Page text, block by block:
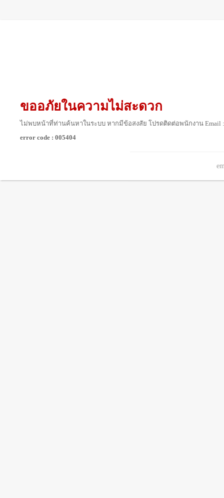
ขออภัยในความไม่สะดวก
ไม่พบหน้าที่ท่านค้นหาในระบบ หากมีข้อสงสัย โปรดติดต่อพนักงาน Email :
error code : 005404